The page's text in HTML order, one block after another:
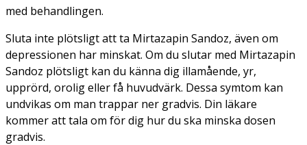
med behandlingen.
Sluta inte plötsligt att ta Mirtazapin Sandoz, även om
depressionen har minskat. Om du slutar med Mirtazapin
Sandoz plötsligt kan du känna dig illamående, yr,
upprörd, orolig eller få huvudvärk. Dessa symtom kan
undvikas om man trappar ner gradvis. Din läkare
kommer att tala om för dig hur du ska minska dosen
gradvis.